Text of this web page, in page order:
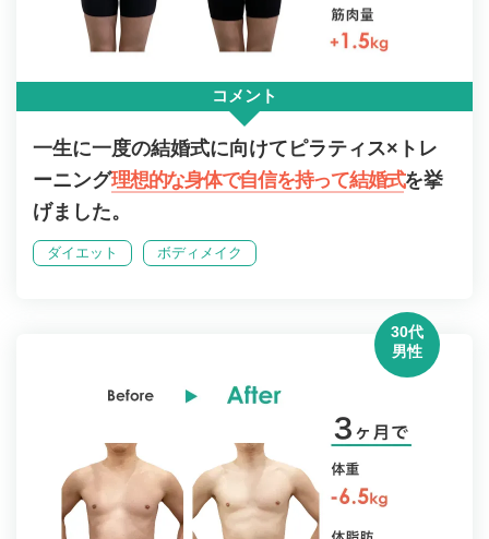
コメント
一生に一度の結婚式に向けてピラティス×トレ
ーニング理想的な身体で自信を持って結婚式を挙
げました。
ダイエット ボディメイク
30代
男性